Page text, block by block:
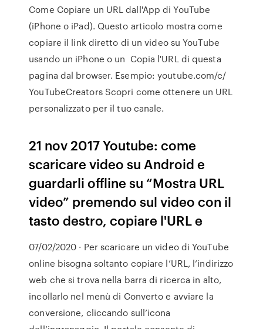
Come Copiare un URL dall'App di YouTube
(iPhone o iPad). Questo articolo mostra come
copiare il link diretto di un video su YouTube
usando un iPhone o un Copia l'URL di questa
pagina dal browser. Esempio: youtube.com/c/
YouTubeCreators Scopri come ottenere un URL
personalizzato per il tuo canale.
21 nov 2017 Youtube: come
scaricare video su Android e
guardarli offline su “Mostra URL
video” premendo sul video con il
tasto destro, copiare l'URL e
07/02/2020 · Per scaricare un video di YouTube
online bisogna soltanto copiare l’URL, l’indirizzo
web che si trova nella barra di ricerca in alto,
incollarlo nel menù di Converto e avviare la
conversione, cliccando sull’icona